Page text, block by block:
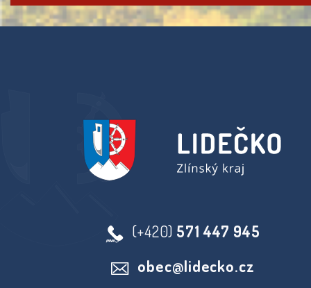
(+420) 571 447 945
obec@lidecko.cz